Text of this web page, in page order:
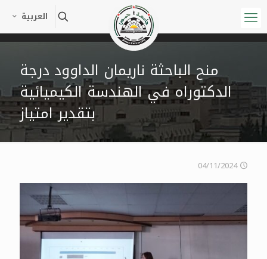
العربية
منح الباحثة ناريمان الداوود درجة
الدكتوراه في الهندسة الكيميائية
بتقدير امتياز
04/11/2024